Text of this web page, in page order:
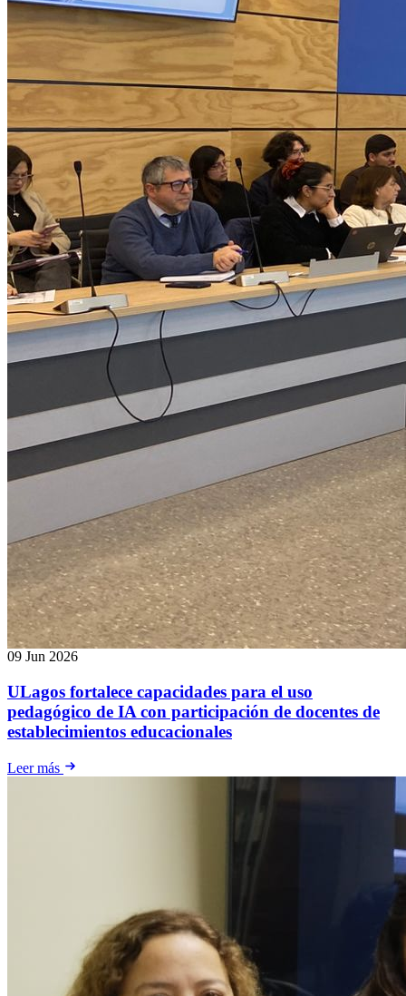
09 Jun 2026
ULagos fortalece capacidades para el uso
pedagógico de IA con participación de docentes de
establecimientos educacionales
Leer más